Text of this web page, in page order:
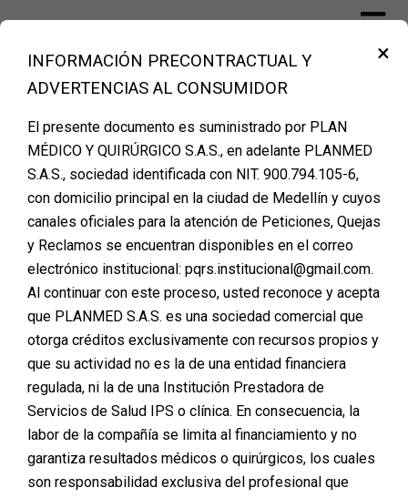
contentFinanciación Cirugía Plástica Medellín –
PLANMED
Agenda tu cita de
valoración
×
INFORMACIÓN PRECONTRACTUAL Y
ADVERTENCIAS AL CONSUMIDOR
El presente documento es suministrado por PLAN
MÉDICO Y QUIRÚRGICO S.A.S., en adelante PLANMED
S.A.S., sociedad identificada con NIT. 900.794.105-6,
con domicilio principal en la ciudad de Medellín y cuyos
canales oficiales para la atención de Peticiones, Quejas
y Reclamos se encuentran disponibles en el correo
electrónico institucional: pqrs.institucional@gmail.com.
Al continuar con este proceso, usted reconoce y acepta
que PLANMED S.A.S. es una sociedad comercial que
otorga créditos exclusivamente con recursos propios y
que su actividad no es la de una entidad financiera
regulada, ni la de una Institución Prestadora de
Servicios de Salud IPS o clínica. En consecuencia, la
labor de la compañía se limita al financiamiento y no
garantiza resultados médicos o quirúrgicos, los cuales
son responsabilidad exclusiva del profesional que